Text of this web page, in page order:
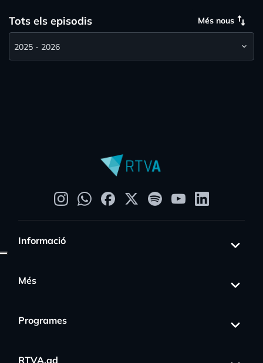
Tots els episodis Més nous swap_vert
Informació
Més
Programes
RTVA.ad